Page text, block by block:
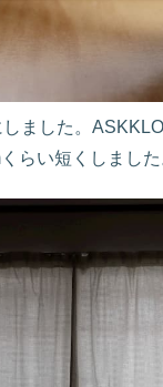
ました。
らい短くしました